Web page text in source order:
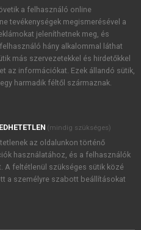
akcióiról.
Kiadó Zrt. újdonságairól,
foglaltakat tudomásul
, valamint a szotar.netés a
foglaltakat
a felhasználó online
tevékenységek megismerésével a
jeleníthetnek meg, és
hány alkalommal láthat
más szervezetekkel és hirdetőkkel
az információkat. Ezek állandó sütik,
harmadik féltől származnak.
(mindig szükséges)
az oldalunkon történő
használatához, és a felhasználók
A feltétlenül szükséges sütik közé
a személyre szabott beállításokat